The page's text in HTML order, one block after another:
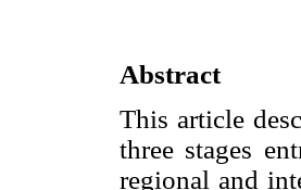
Abstract
This article
three stages
regional and